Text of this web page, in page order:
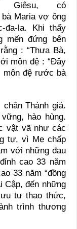
Giêsu, có
Maria vợ ông
đa-la. Khi thấy
mến đứng bên
: “Thưa Bà,
môn đệ : “Đây
môn đệ rước bà
Thánh giá.
hào hùng.
vật vã như các
tự, vì Mẹ chấp
với những đau
cao 33 năm
33 năm “đồng
Cập, đến những
tư thao thức,
trình thương